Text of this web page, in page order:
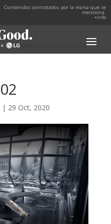
Contenidos contratados por la marca que se
menciona.
+info
| 29 Oct, 2020